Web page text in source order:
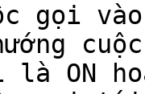
gọi
ON